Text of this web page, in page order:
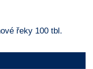
řeky 100 tbl.